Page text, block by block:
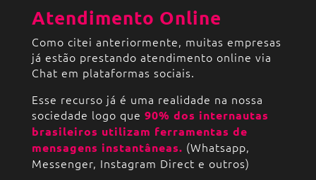
Atendimento Online
Como citei anteriormente, muitas empresas
já estão prestando atendimento online via
Chat em plataformas sociais.
Esse recurso já é uma realidade na nossa
sociedade logo que 90% dos internautas
brasileiros utilizam ferramentas de
mensagens instantâneas. (Whatsapp,
Messenger, Instagram Direct e outros)